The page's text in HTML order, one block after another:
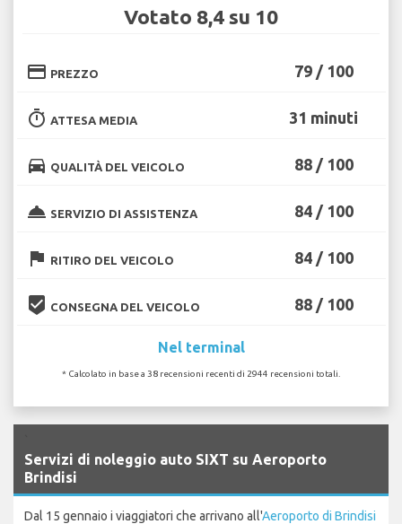
Votato 8,4 su 10
credit_card PREZZO 79 / 100
timer ATTESA MEDIA 31 minuti
directions_car QUALITÀ DEL VEICOLO 88 / 100
room_service SERVIZIO DI ASSISTENZA 84 / 100
flag RITIRO DEL VEICOLO 84 / 100
beenhere CONSEGNA DEL VEICOLO 88 / 100
Nel terminal
* Calcolato in base a 38 recensioni recenti di 2944 recensioni totali.
Servizi di noleggio auto SIXT su Aeroporto
Brindisi
Dal 15 gennaio i viaggiatori che arrivano all'Aeroporto di Brindisi